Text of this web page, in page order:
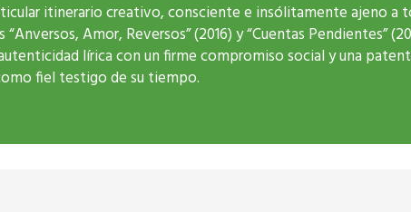
itinerario creativo, consciente e insólitamente ajeno a
Amor, Reversos” (2016) y “Cuentas Pendientes”
lírica con un firme compromiso social y una
fiel testigo de su tiempo.